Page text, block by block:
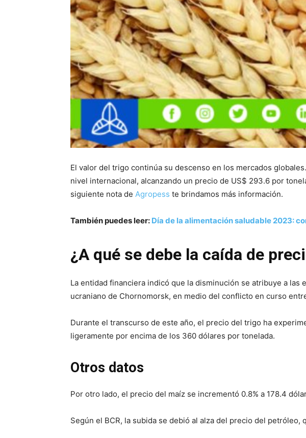
El valor del trigo continúa su descenso en los mercados
nivel internacional, alcanzando un precio de US$ 293.6 por
siguiente nota de Agropess te brindamos más información.
También puedes leer: Día de la alimentación saludable 2023:
¿A qué se debe la caída de
La entidad financiera indicó que la disminución se atribuye a
ucraniano de Chornomorsk, en medio del conflicto en curso
Durante el transcurso de este año, el precio del trigo ha
ligeramente por encima de los 360 dólares por tonelada.
Otros datos
Por otro lado, el precio del maíz se incrementó 0.8% a 178.4
Según el BCR, la subida se debió al alza del precio del